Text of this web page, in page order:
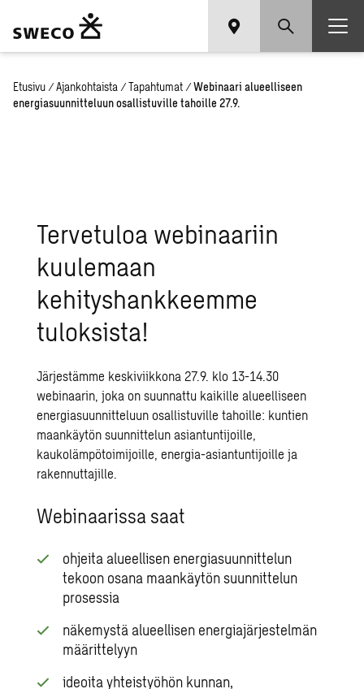
Etusivu / Ajankohtaista / Tapahtumat / Webinaari alueelliseen
energiasuunnitteluun osallistuville tahoille 27.9.
Tervetuloa webinaariin
kuulemaan
kehityshankkeemme
tuloksista!
Järjestämme keskiviikkona 27.9. klo 13-14.30
webinaarin, joka on suunnattu kaikille alueelliseen
energiasuunnitteluun osallistuville tahoille: kuntien
maankäytön suunnittelun asiantuntijoille,
kaukolämpötoimijoille, energia-asiantuntijoille ja
rakennuttajille.
Webinaarissa saat
ohjeita alueellisen energiasuunnittelun
tekoon osana maankäytön suunnittelun
prosessia
näkemystä alueellisen energiajärjestelmän
määrittelyyn
ideoita yhteistyöhön kunnan,